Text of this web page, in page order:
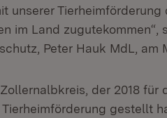
unserer Tierheimförderung
im Land
Peter Hauk MdL, am
Zollernalbkreis, der 2018
gestellt